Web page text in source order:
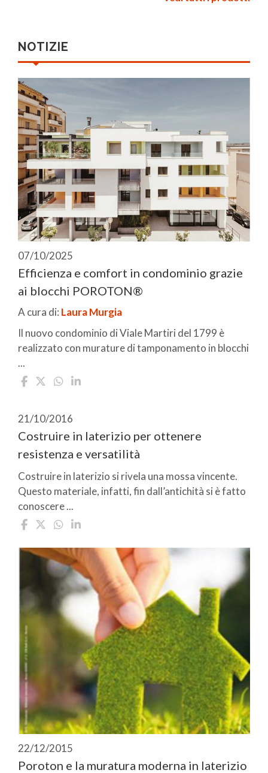
NOTIZIE
07/10/2025
Efficienza e comfort in condominio grazie
ai blocchi POROTON®
A cura di: Laura Murgia
Il nuovo condominio di Viale Martiri del 1799 è
realizzato con murature di tamponamento in blocchi
...
21/10/2016
Costruire in laterizio per ottenere
resistenza e versatilità
Costruire in laterizio si rivela una mossa vincente.
Questo materiale, infatti, fin dall’antichità si è fatto
conoscere ...
22/12/2015
Poroton e la muratura moderna in laterizio